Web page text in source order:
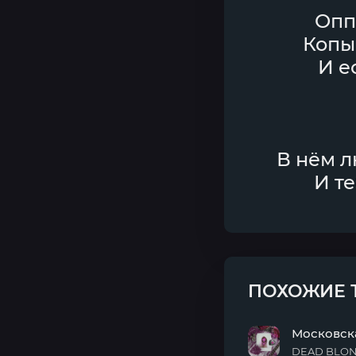
И
В нём
И
ПОХОЖИЕ
DEAD